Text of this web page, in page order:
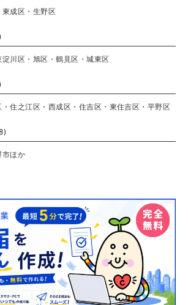
成区・生野区
川区・旭区・鶴見区・城東区
住之江区・西成区・住吉区・東住吉区・平野区
市ほか